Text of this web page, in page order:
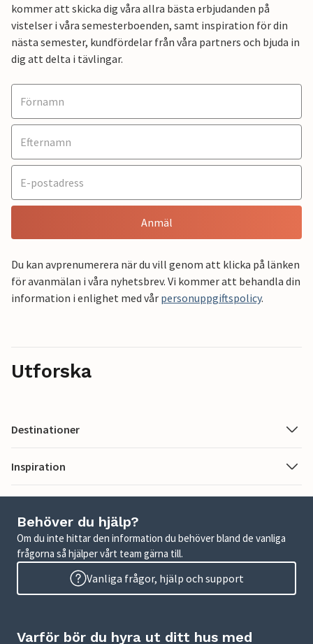
kommer att skicka dig våra allra bästa erbjudanden på
vistelser i våra semesterboenden, samt inspiration för din
nästa semester, kundfördelar från våra partners och bjuda in
dig att delta i tävlingar.
Anmäl
Du kan avprenumerera när du vill genom att klicka på länken
för avanmälan i våra nyhetsbrev. Vi kommer att behandla din
information i enlighet med vår personuppgiftspolicy.
Utforska
Destinationer
Inspiration
Behöver du hjälp?
Om du inte hittar den information du behöver bland de vanliga
frågorna så hjälper vårt team gärna till.
Vanliga frågor, hjälp och support
Varför bör du hyra ut ditt hus med